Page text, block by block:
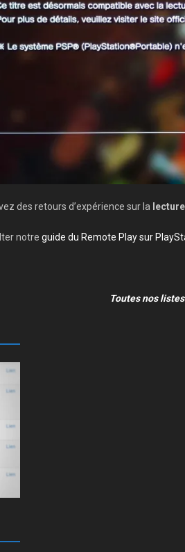
des retours d’expérience sur la
notre guide du Remote Play sur
Toutes nos